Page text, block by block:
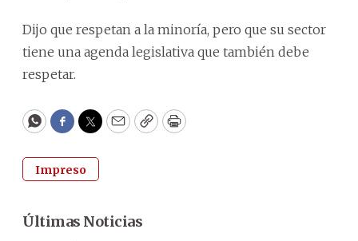
Dijo que respetan a la minoría, pero que su sector
tiene una agenda legislativa que también debe
respetar.
WhatsApp
Facebook
Twitter
EmailCopyPrint
Impreso
Últimas Noticias